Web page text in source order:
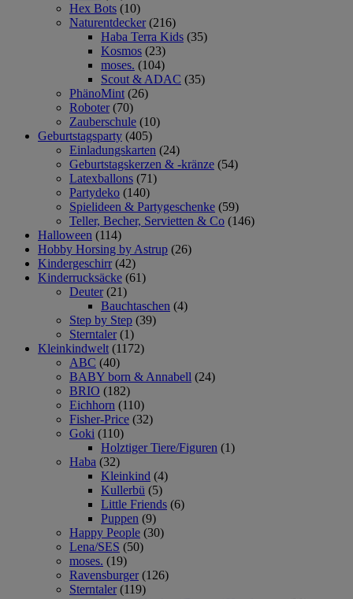
Hex Bots (10)
Naturentdecker (216)
Haba Terra Kids (35)
Kosmos (23)
moses. (104)
Scout & ADAC (35)
PhänoMint (26)
Roboter (70)
Zauberschule (10)
Geburtstagsparty (405)
Einladungskarten (24)
Geburtstagskerzen & -kränze (54)
Latexballons (71)
Partydeko (140)
Spielideen & Partygeschenke (59)
Teller, Becher, Servietten & Co (146)
Halloween (114)
Hobby Horsing by Astrup (26)
Kindergeschirr (42)
Kinderrucksäcke (61)
Deuter (21)
Bauchtaschen (4)
Step by Step (39)
Sterntaler (1)
Kleinkindwelt (1172)
ABC (40)
BABY born & Annabell (24)
BRIO (182)
Eichhorn (110)
Fisher-Price (32)
Goki (110)
Holztiger Tiere/Figuren (1)
Haba (32)
Kleinkind (4)
Kullerbü (5)
Little Friends (6)
Puppen (9)
Happy People (30)
Lena/SES (50)
moses. (19)
Ravensburger (126)
Sterntaler (119)